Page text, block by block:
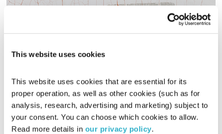
This website uses cookies
This website uses cookies that are essential for its
proper operation, as well as other cookies (such as for
analysis, research, advertising and marketing) subject to
your consent. You can choose which cookies to allow.
Read more details in our privacy policy.
מסעותיי במרחבי הזמן – 26.12.25
מסעותיי במרחבי הזמן
דדי יצחייק